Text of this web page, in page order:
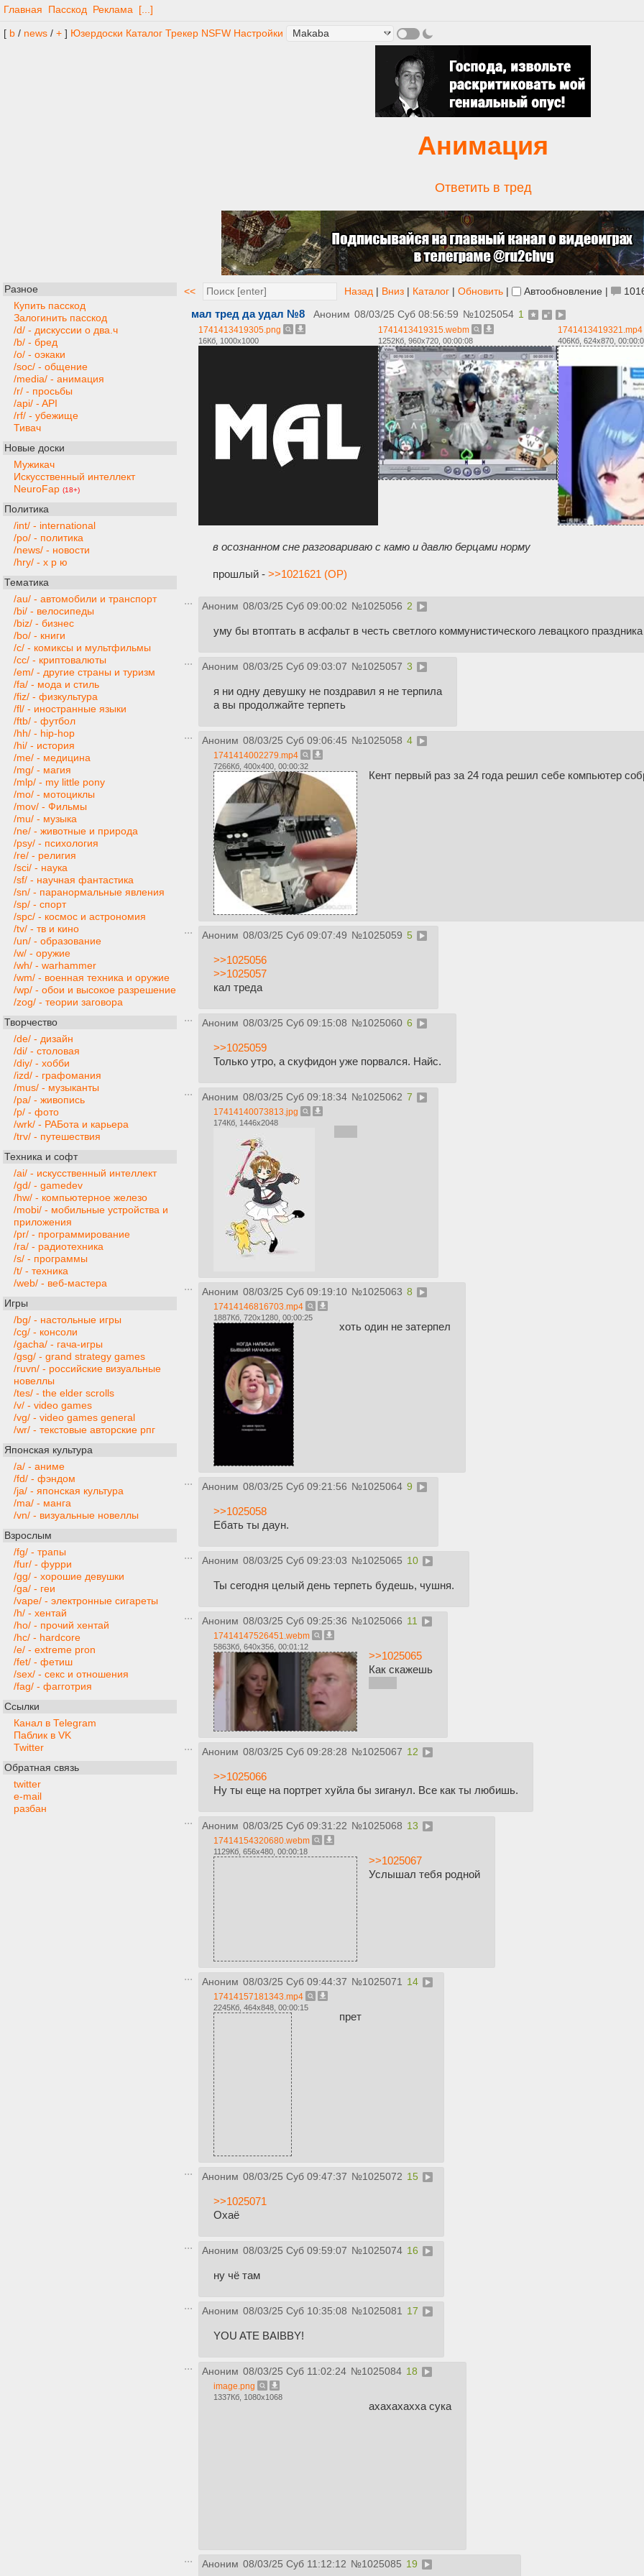
Главная Пасскод Реклама [...]
[ b / news / + ] Юзердоски Каталог Трекер NSFW Настройки
Анимация
Ответить в тред
Разное
Купить пасскод
Залогинить пасскод
/d/ - дискуссии о два.ч
/b/ - бред
/o/ - оэкаки
/soc/ - общение
/media/ - анимация
/r/ - просьбы
/api/ - API
/rf/ - убежище
Тивач
Новые доски
Мужикач
Искусственный интеллект
NeuroFap (18+)
Политика
/int/ - international
/po/ - политика
/news/ - новости
/hry/ - х р ю
Тематика
/au/ - автомобили и транспорт
/bi/ - велосипеды
/biz/ - бизнес
/bo/ - книги
/c/ - комиксы и мультфильмы
/cc/ - криптовалюты
/em/ - другие страны и туризм
/fa/ - мода и стиль
/fiz/ - физкультура
/fl/ - иностранные языки
/ftb/ - футбол
/hh/ - hip-hop
/hi/ - история
/me/ - медицина
/mg/ - магия
/mlp/ - my little pony
/mo/ - мотоциклы
/mov/ - Фильмы
/mu/ - музыка
/ne/ - животные и природа
/psy/ - психология
/re/ - религия
/sci/ - наука
/sf/ - научная фантастика
/sn/ - паранормальные явления
/sp/ - спорт
/spc/ - космос и астрономия
/tv/ - тв и кино
/un/ - образование
/w/ - оружие
/wh/ - warhammer
/wm/ - военная техника и оружие
/wp/ - обои и высокое разрешение
/zog/ - теории заговора
Творчество
/de/ - дизайн
/di/ - столовая
/diy/ - хобби
/izd/ - графомания
/mus/ - музыканты
/pa/ - живопись
/p/ - фото
/wrk/ - РАБота и карьера
/trv/ - путешествия
Техника и софт
/ai/ - искусственный интеллект
/gd/ - gamedev
/hw/ - компьютерное железо
/mobi/ - мобильные устройства и
приложения
/pr/ - программирование
/ra/ - радиотехника
/s/ - программы
/t/ - техника
/web/ - веб-мастера
Игры
/bg/ - настольные игры
/cg/ - консоли
/gacha/ - гача-игры
/gsg/ - grand strategy games
/ruvn/ - российские визуальные
новеллы
/tes/ - the elder scrolls
/v/ - video games
/vg/ - video games general
/wr/ - текстовые авторские рпг
Японская культура
/a/ - аниме
/fd/ - фэндом
/ja/ - японская культура
/ma/ - манга
/vn/ - визуальные новеллы
Взрослым
/fg/ - трапы
/fur/ - фурри
/gg/ - хорошие девушки
/ga/ - геи
/vape/ - электронные сигареты
/h/ - хентай
/ho/ - прочий хентай
/hc/ - hardcore
/e/ - extreme pron
/fet/ - фетиш
/sex/ - секс и отношения
/fag/ - фагготрия
Ссылки
Канал в Telegram
Паблик в VK
Twitter
Обратная связь
twitter
e-mail
разбан
<< Назад | Вниз | Каталог | Обновить | Автообновление |
мал тред да удал №8 Аноним 08/03/25 Суб 08:56:59 №1025054 1
1741413419305.png
16Кб, 1000x1000
1741413419315.webm
1252Кб, 960x720, 00:00:08
1741413419321.mp4
406Кб, 624x870,
в осознанном сне разговариваю с камю и давлю берцами норму
прошлый - >>1021621 (OP)
Аноним 08/03/25 Суб 09:00:02 №1025056 2
уму бы втоптать в асфальт в честь светлого коммунистического левацкого
Аноним 08/03/25 Суб 09:03:07 №1025057 3
я ни одну девушку не поздравил я не терпила
а вы продолжайте терпеть
Аноним 08/03/25 Суб 09:06:45 №1025058 4
1741414002279.mp4
7266Кб, 400x400, 00:00:32
Кент первый раз за 24 года решил себе компьютер
Аноним 08/03/25 Суб 09:07:49 №1025059 5
>>1025056
>>1025057
кал треда
Аноним 08/03/25 Суб 09:15:08 №1025060 6
>>1025059
Только утро, а скуфидон уже порвался. Найс.
Аноним 08/03/25 Суб 09:18:34 №1025062 7
17414140073813.jpg
174Кб, 1446x2048
Аноним 08/03/25 Суб 09:19:10 №1025063 8
17414146816703.mp4
1887Кб, 720x1280, 00:00:25
хоть один не затерпел
Аноним 08/03/25 Суб 09:21:56 №1025064 9
>>1025058
Ебать ты даун.
Аноним 08/03/25 Суб 09:23:03 №1025065 10
Ты сегодня целый день терпеть будешь, чушня.
Аноним 08/03/25 Суб 09:25:36 №1025066 11
17414147526451.webm
5863Кб, 640x356, 00:01:12
>>1025065
Как скажешь
Аноним 08/03/25 Суб 09:28:28 №1025067 12
>>1025066
Ну ты еще на портрет хуйла бы зиганул. Все как ты любишь.
Аноним 08/03/25 Суб 09:31:22 №1025068 13
17414154320680.webm
1129Кб, 656x480, 00:00:18
>>1025067
Услышал тебя родной
Аноним 08/03/25 Суб 09:44:37 №1025071 14
17414157181343.mp4
2245Кб, 464x848, 00:00:15
прет
Аноним 08/03/25 Суб 09:47:37 №1025072 15
>>1025071
Охаё
Аноним 08/03/25 Суб 09:59:07 №1025074 16
ну чё там
Аноним 08/03/25 Суб 10:35:08 №1025081 17
YOU ATE BAIBBY!
Аноним 08/03/25 Суб 11:02:24 №1025084 18
image.png
1337Кб, 1080x1068
ахахахахха сука
Аноним 08/03/25 Суб 11:12:12 №1025085 19